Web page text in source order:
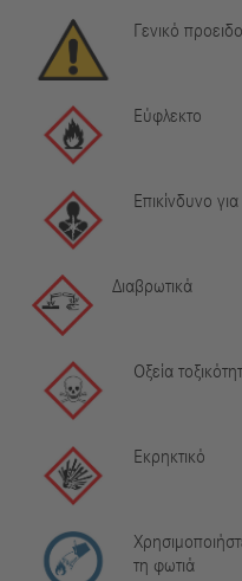
Γενικό
Εύφλεκτο
Επικίνδυνο
Διαβρωτικά
Οξεία
Εκρηκτικό
τη φωτιά